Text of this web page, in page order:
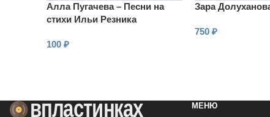
Алла Пугачева – Песни на
стихи Ильи Резника
100 ₽
Зара
750₽
МЕНЮ